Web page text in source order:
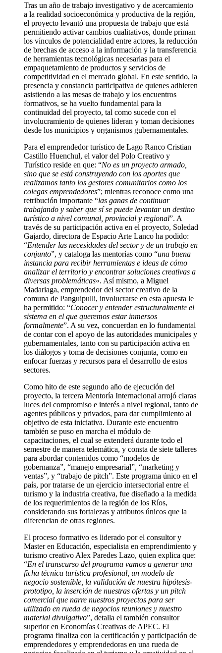
Tras un año de trabajo investigativo y de acercamiento
a la realidad socioeconómica y productiva de la región,
el proyecto levantó una propuesta de trabajo que está
permitiendo activar cambios cualitativos, donde priman
los vínculos de potencialidad entre actores, la reducción
de brechas de acceso a la información y la transferencia
de herramientas tecnológicas necesarias para el
empaquetamiento de productos y servicios de
competitividad en el mercado global. En este sentido, la
presencia y constancia participativa de quienes adhieren
asistiendo a las mesas de trabajo y los encuentros
formativos, se ha vuelto fundamental para la
continuidad del proyecto, tal como sucede con el
involucramiento de quienes lideran y toman decisiones
desde los municipios y organismos gubernamentales.
Para el emprendedor turístico de Lago Ranco Cristian
Castillo Huenchul, el valor del Polo Creativo y
Turístico reside en que: “No es un proyecto armado,
sino que se está construyendo con los aportes que
realizamos tanto los gestores comunitarios como los
colegas emprendedores”; mientras reconoce como una
retribución importante “las ganas de continuar
trabajando y saber que sí se puede levantar un destino
turístico a nivel comunal, provincial y regional”. A
través de su participación activa en el proyecto, Soledad
Gajardo, directora de Espacio Arte Lanco ha podido:
“Entender las necesidades del sector y de un trabajo en
conjunto”, y cataloga las mentorías como “una buena
instancia para recibir herramientas e ideas de cómo
analizar el territorio y encontrar soluciones creativas a
diversas problemáticas«. Así mismo, a Miguel
Madariaga, emprendedor del sector creativo de la
comuna de Panguipulli, involucrarse en esta apuesta le
ha permitido: “Conocer y entender estructuralmente el
sistema en el que queremos estar inmersos
formalmente”. A su vez, concuerdan en lo fundamental
de contar con el apoyo de las autoridades municipales y
gubernamentales, tanto con su participación activa en
los diálogos y toma de decisiones conjunta, como en
enfocar fuerzas y recursos para el desarrollo de estos
sectores.
Como hito de este segundo año de ejecución del
proyecto, la tercera Mentoría Internacional arrojó claras
luces del compromiso e interés a nivel regional, tanto de
agentes públicos y privados, para dar cumplimiento al
objetivo de esta iniciativa. Durante este encuentro
también se puso en marcha el módulo de
capacitaciones, el cual se extenderá durante todo el
semestre de manera telemática, y consta de siete talleres
para abordar contenidos como “modelos de
gobernanza”, “manejo empresarial”, “marketing y
ventas”, y “trabajo de pitch”. Este programa único en el
país, por tratarse de un ejercicio intersectorial entre el
turismo y la industria creativa, fue diseñado a la medida
de los requerimientos de la región de los Ríos,
considerando sus fortalezas y atributos únicos que la
diferencian de otras regiones.
El proceso formativo es liderado por el consultor y
Master en Educación, especialista en emprendimiento y
turismo creativo Alex Paredes Lazo, quien explica que:
“En el transcurso del programa vamos a generar una
ficha técnica turística profesional, un modelo de
negocio sostenible, la validación de nuestra hipótesis-
prototipo, la inserción de nuestras ofertas y un pitch
comercial que narre nuestros proyectos para ser
utilizado en rueda de negocios reuniones y nuestro
material divulgativo”, detalla el también consultor
superior en Economías Creativas de APEC. El
programa finaliza con la certificación y participación de
emprendedores y emprendedoras en una rueda de